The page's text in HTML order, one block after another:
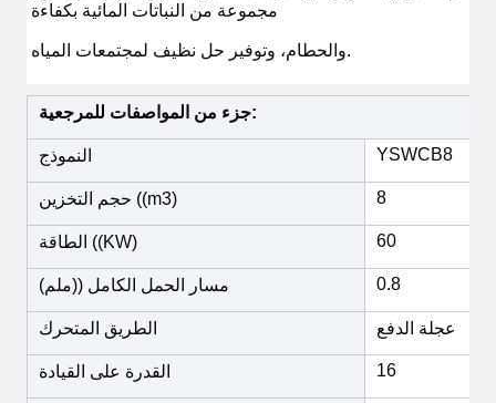
مجموعة من النباتات المائية بكفاءة
والحطام، وتوفير حل نظيف لمجتمعات المياه.
جزء من المواصفات للمرجعية:
النموذج YSWCB8
حجم التخزين ((m3) 8
الطاقة ((KW) 60
مسار الحمل الكامل ((ملم) 0.8
الطريق المتحرك عجلة الدفع
القدرة على القيادة 16